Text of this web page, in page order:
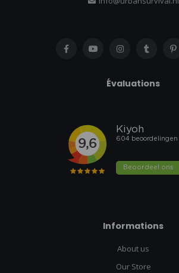
Évaluations
Informations
About us
Our Store